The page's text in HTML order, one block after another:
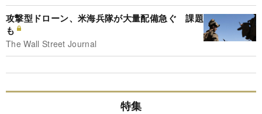
攻撃型ドローン、米海兵隊が大量配備急ぐ 課題
も
The Wall Street Journal
特集